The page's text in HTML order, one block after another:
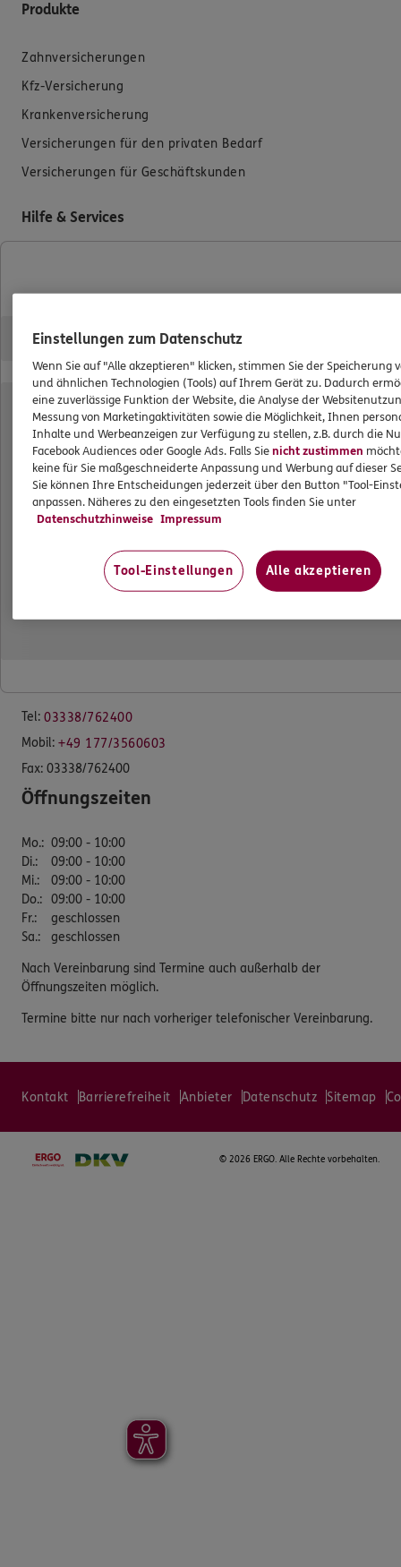
Produkte
Zahnversicherungen
Kfz-Versicherung
Krankenversicherung
Versicherungen für den privaten Bedarf
Versicherungen für Geschäftskunden
Hilfe & Services
Schaden melden
EU-Offenlegungsvereinbarung
Datenverarbeitung
Das könnte Sie auch interessieren
Unsere Agentur
Standorte
Büro Rüdnitz bei Bernau
Tel: 03338/762400
Mobil: +49 177/3560603
Fax: 03338/762400
Öffnungszeiten
Mo.: 09:00 - 10:00
Di.:
09:00 - 10:00
Mi.:
09:00 - 10:00
Do.: 09:00 - 10:00
Fr.:
geschlossen
Sa.: geschlossen
Nach Vereinbarung sind Termine auch außerhalb der
Öffnungszeiten möglich.
Termine bitte nur nach vorheriger telefonischer Vereinbarung.
Kontakt Barrierefreiheit Anbieter Datenschutz Sitemap
© 2026 ERGO. Alle Rechte vorbehalten.
Einstellungen zum Datenschutz
Wenn Sie auf "Alle akzeptieren" klicken, stimmen Sie der Speicherung
und ähnlichen Technologien (Tools) auf Ihrem Gerät zu. Dadurch
eine zuverlässige Funktion der Website, die Analyse der
Messung von Marketingaktivitäten sowie die Möglichkeit, Ihnen
Inhalte und Werbeanzeigen zur Verfügung zu stellen, z.B. durch die
Facebook Audiences oder Google Ads. Falls Sienicht zustimmen
keine für Sie maßgeschneiderte Anpassung und Werbung auf dieser
Sie können Ihre Entscheidungen jederzeit über den Button "Tool-
anpassen. Näheres zu den eingesetzten Tools finden Sie unter
Datenschutzhinweise Impressum
Tool-Einstellungen Alle akzeptieren